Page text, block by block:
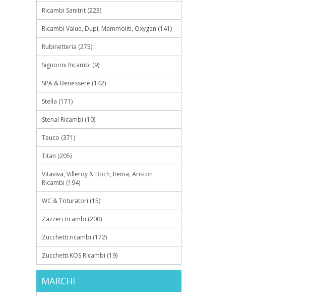
Ricambi Sanitrit (223)
Ricambi Value, Dupi, Mammoliti, Oxygen (141)
Rubinetteria (275)
Signorini Ricambi (9)
SPA & Benessere (142)
Stella (171)
Stenal Ricambi (10)
Teuco (371)
Titan (205)
Vitaviva, Villeroy & Boch, Itema, Ariston
Ricambi (194)
WC & Trituratori (15)
Zazzeri ricambi (200)
Zucchetti ricambi (172)
Zucchetti.KOS Ricambi (19)
MARCHI